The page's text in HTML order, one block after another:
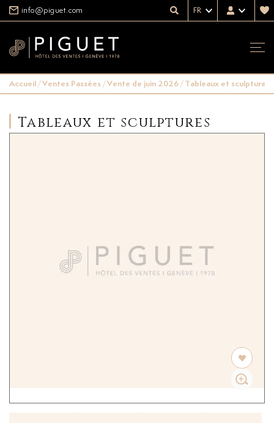
info@piguet.com FR
Accueil/Ventes Passées/Vente de juin 2026/Tableaux et sculptures
Tableaux et sculptures